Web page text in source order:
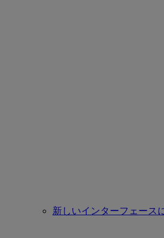
新しいインターフェース